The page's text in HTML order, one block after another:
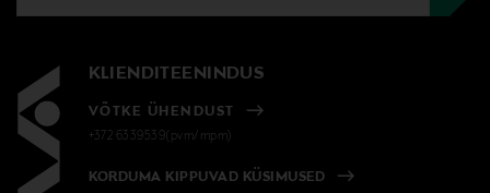
KLIENDITEENINDUS
VÕTKE ÜHENDUST
+372 6339539(pvm/mpm)
KORDUMA KIPPUVAD KÜSIMUSED